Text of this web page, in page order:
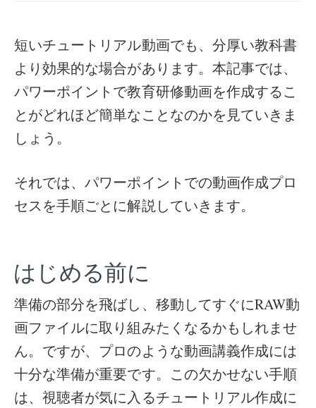
短いチュートリアル動画でも、分厚い教科書
より効果的な場合があります。本記事では、
パワーポイントで教育研修動画を作成するこ
とがどれほど簡単なことなのかを見ていきま
しょう。
それでは、パワーポイントでの動画作成プロ
セスを手順ごとに解説していきます。
はじめる前に
準備の部分を飛ばし、移動してすぐにRAW動
画ファイルに取り組みたくなるかもしれませ
ん。ですが、プロのような動画講義作成には
十分な準備が重要です。この欠かせない手順
は、視聴者が気に入るチュートリアル作成に